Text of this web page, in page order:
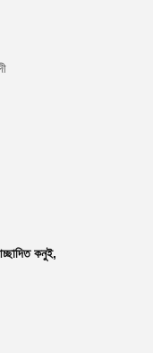
কনুই,